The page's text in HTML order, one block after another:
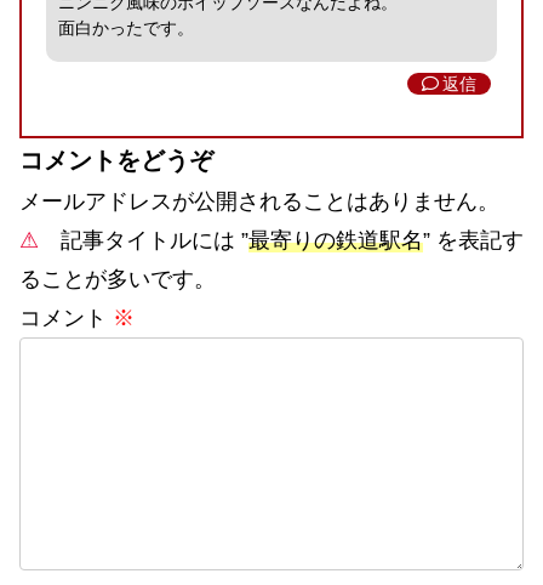
面白かったです。
返信
コメントをどうぞ
メールアドレスが公開されることはありません。
⚠ 記事タイトルには ”最寄りの鉄道駅名” を表記す
ることが多いです。
コメント ※